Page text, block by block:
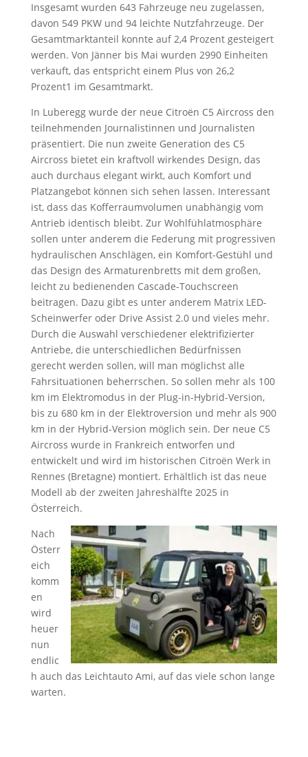
Insgesamt wurden 643 Fahrzeuge neu zugelassen,
davon 549 PKW und 94 leichte Nutzfahrzeuge. Der
Gesamtmarktanteil konnte auf 2,4 Prozent gesteigert
werden. Von Jänner bis Mai wurden 2990 Einheiten
verkauft, das entspricht einem Plus von 26,2
Prozent1 im Gesamtmarkt.
In Luberegg wurde der neue Citroën C5 Aircross den
teilnehmenden Journalistinnen und Journalisten
präsentiert. Die nun zweite Generation des C5
Aircross bietet ein kraftvoll wirkendes Design, das
auch durchaus elegant wirkt, auch Komfort und
Platzangebot können sich sehen lassen. Interessant
ist, dass das Kofferraumvolumen unabhängig vom
Antrieb identisch bleibt. Zur Wohlfühlatmosphäre
sollen unter anderem die Federung mit progressiven
hydraulischen Anschlägen, ein Komfort-Gestühl und
das Design des Armaturenbretts mit dem großen,
leicht zu bedienenden Cascade-Touchscreen
beitragen. Dazu gibt es unter anderem Matrix LED-
Scheinwerfer oder Drive Assist 2.0 und vieles mehr.
Durch die Auswahl verschiedener elektrifizierter
Antriebe, die unterschiedlichen Bedürfnissen
gerecht werden sollen, will man möglichst alle
Fahrsituationen beherrschen. So sollen mehr als 100
km im Elektromodus in der Plug-in-Hybrid-Version,
bis zu 680 km in der Elektroversion und mehr als 900
km in der Hybrid-Version möglich sein. Der neue C5
Aircross wurde in Frankreich entworfen und
entwickelt und wird im historischen Citroën Werk in
Rennes (Bretagne) montiert. Erhältlich ist das neue
Modell ab der zweiten Jahreshälfte 2025 in
Österreich.
Nach
Österr
eich
komm
en
wird
heuer
nun
endlic
h auch das Leichtauto Ami, auf das viele schon lange
warten.